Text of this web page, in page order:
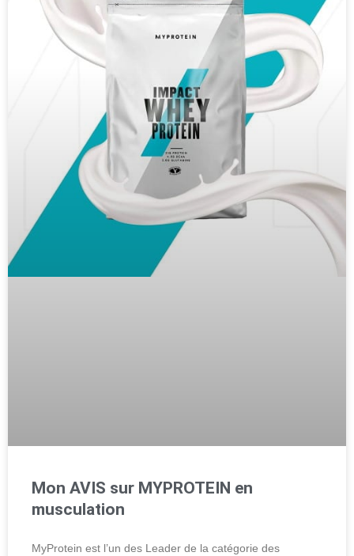
Mon AVIS sur MYPROTEIN en
musculation
MyProtein est l’un des Leader de la catégorie des